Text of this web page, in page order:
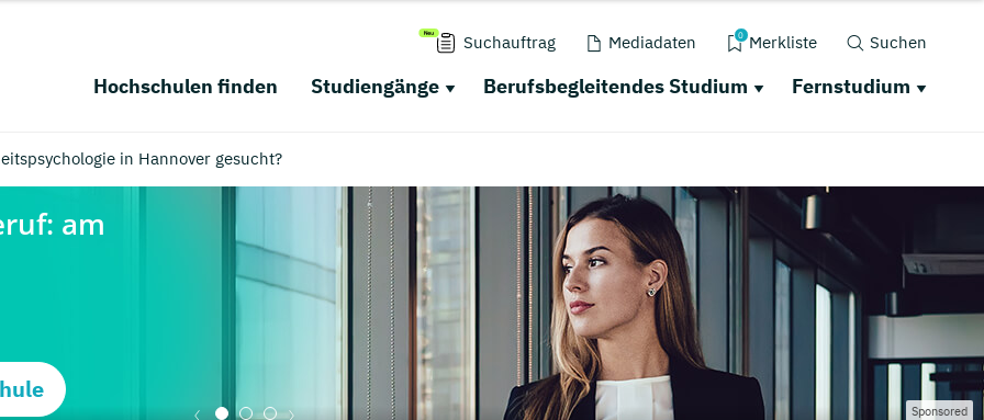
Suchauftrag Mediadaten 0 Merkliste Suchen
Hochschulen finden Studiengänge Berufsbegleitendes Studium Fernstudium
in Hannover gesucht?
Sponsored